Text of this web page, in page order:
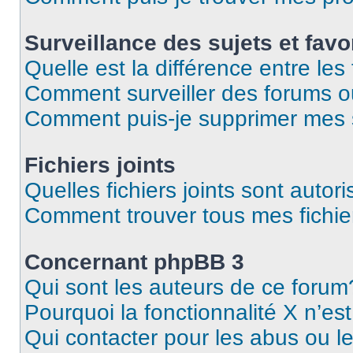
Surveillance des sujets et
Quelle est la différence entre
Comment surveiller des forums
Comment puis-je supprimer
Fichiers joints
Quelles fichiers joints sont
Comment trouver tous mes
Concernant phpBB 3
Qui sont les auteurs de ce
Pourquoi la fonctionnalité X
Qui contacter pour les abus ou